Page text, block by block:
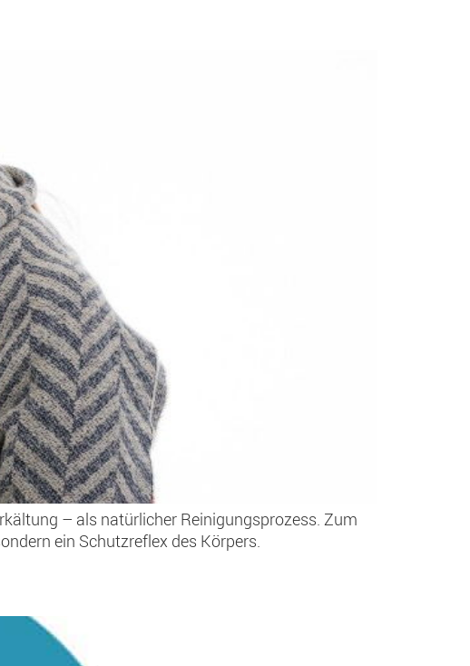
– als natürlicher Reinigungsprozess. Zum
ein Schutzreflex des Körpers.